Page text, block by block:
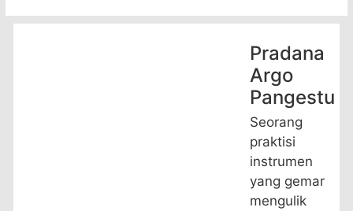
Pradana
Argo
Pangestu
Seorang
praktisi
instrumen
yang gemar
mengulik